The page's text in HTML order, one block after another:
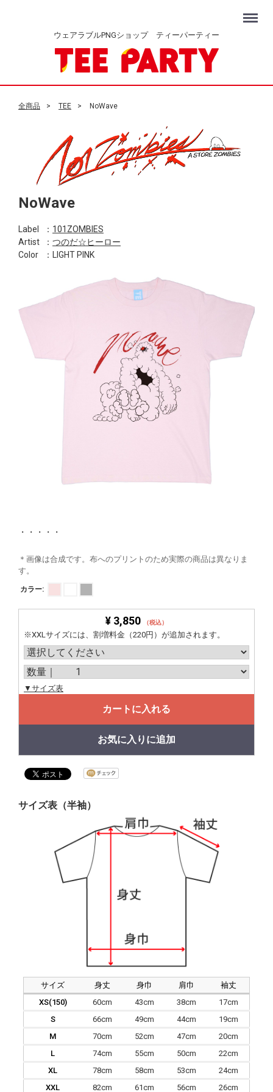
ウェアラブルPNGショップ ティーパーティー
Menu
全商品 TEE NoWave
NoWave
Label ： 101ZOMBIES
Artist
： つのだ☆ヒーロー
Color
：LIGHT PINK
・・・・・
＊画像は合成です。布へのプリントのため実際の商品は異なりま
す。
カラー:
¥ 3,850 （税込）
※XXLサイズには、割増料金（220円）が追加されます。
▼サイズ表
カートに入れる
お気に入りに追加
サイズ表（半袖）
サイズ 身丈 身巾 肩巾
袖丈
XS(150)
60cm 43cm 38cm
17cm
S
66cm 49cm 44cm
19cm
M
70cm 52cm 47cm
20cm
L
74cm 55cm 50cm
22cm
XL
78cm 58cm 53cm
24cm
XXL
82cm 61cm 56cm 26cm